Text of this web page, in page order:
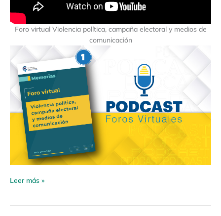
Foro virtual Violencia política, campaña electoral y medios de
comunicación
Leer más »